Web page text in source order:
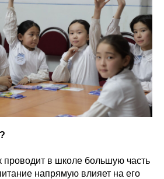
проводит в школе большую часть
напрямую влияет на его